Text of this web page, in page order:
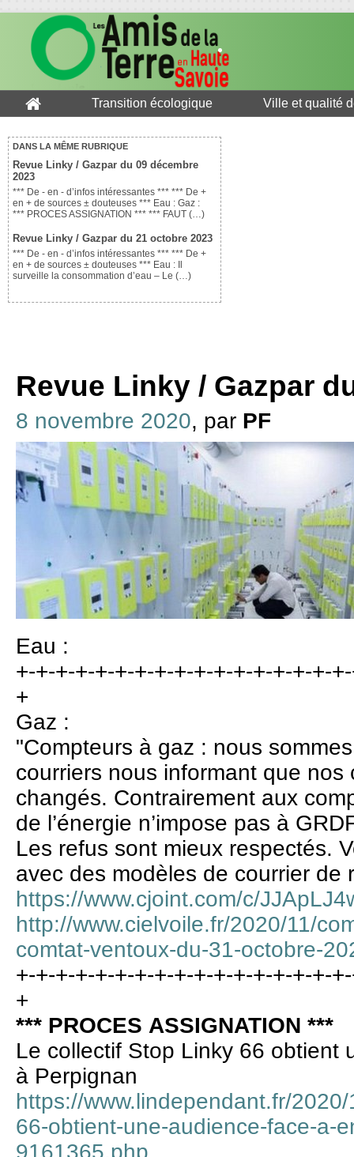
Transition écologique Ville et qualité
DANS LA MÊME RUBRIQUE
Revue Linky / Gazpar du 09 décembre
2023
*** De - en - d’infos intéressantes *** *** De +
en + de sources ± douteuses *** Eau : Gaz :
*** PROCES ASSIGNATION *** *** FAUT (…)
Revue Linky / Gazpar du 21 octobre 2023
*** De - en - d’infos intéressantes *** *** De +
en + de sources ± douteuses *** Eau : Il
surveille la consommation d’eau – Le (…)
Revue Linky / Gazpar
8 novembre 2020, par PF
Eau :
+-+-+-+-+-+-+-+-+-+-+-+-+-+-+-+-
+
Gaz :
"Compteurs à gaz : nous
courriers nous informant que
changés. Contrairement aux
de l’énergie n’impose pas à
Les refus sont mieux respectés.
avec des modèles de courrier de
https://www.cjoint.com/c/
http://www.cielvoile.fr/2020/11/
comtat-ventoux-du-31-octobre-
+-+-+-+-+-+-+-+-+-+-+-+-+-+-+-+-
+
*** PROCES ASSIGNATION ***
Le collectif Stop Linky 66 obtient
à Perpignan
https://www.lindependant.fr/
66-obtient-une-audience-face-a-
9161365.php